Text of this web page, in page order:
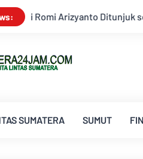
Kajari Jambi, Kembali
SUMATERA SUMUT